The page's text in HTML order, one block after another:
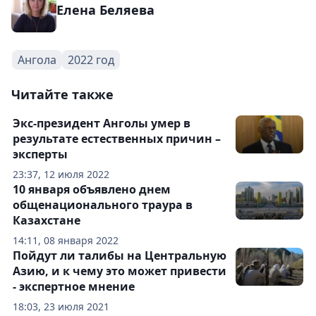
Елена Беляева
Ангола 2022 год
Читайте также
23:37, 12 июля 2022
Экс-президент Анголы умер в
результате естественных причин –
эксперты
14:11, 08 января 2022
10 января объявлено днем
общенационального траура в
Казахстане
18:03, 23 июля 2021
Пойдут ли талибы на Центральную
Азию, и к чему это может привести
- экспертное мнение